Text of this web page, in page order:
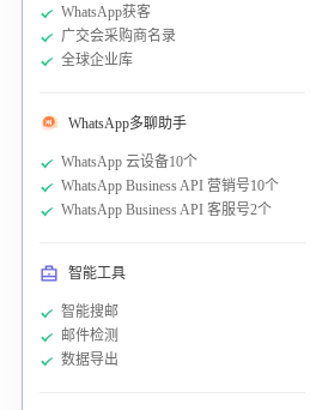
WhatsApp获客
广交会采购商名录
全球企业库
WhatsApp多聊助手
WhatsApp 云设备10个
WhatsApp Business API 营销号10个
WhatsApp Business API 客服号2个
智能工具
智能搜邮
邮件检测
数据导出